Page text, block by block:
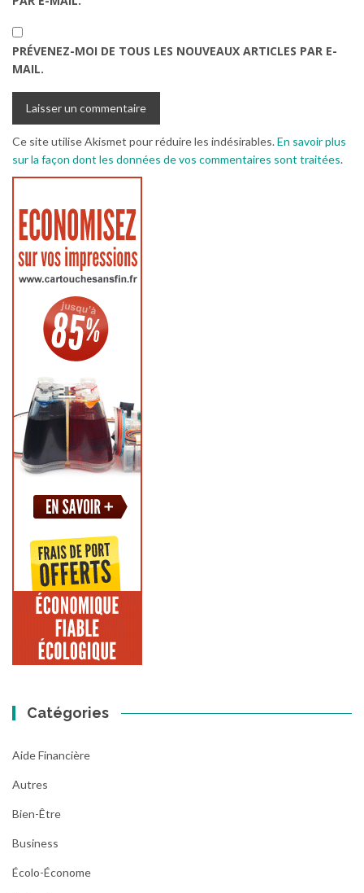
PRÉVENEZ-MOI DE TOUS LES NOUVEAUX ARTICLES PAR E-
MAIL.
Ce site utilise Akismet pour réduire les indésirables.En savoir plus
sur la façon dont les données de vos commentaires sont traitées.
Catégories
Aide Financière
Autres
Bien-Être
Business
Écolo-Économe